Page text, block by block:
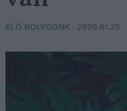
ÉLŐ BOLYGÓNK 2020.01.25